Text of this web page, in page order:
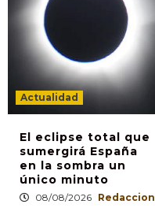
Actualidad
El eclipse total que
sumergirá España
en la sombra un
único minuto
08/08/2026 Redaccion